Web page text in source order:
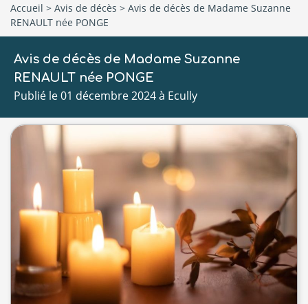
Accueil > Avis de décès > Avis de décès de Madame Suzanne
RENAULT née PONGE
Avis de décès de Madame Suzanne
RENAULT née PONGE
Publié le 01 décembre 2024 à Ecully